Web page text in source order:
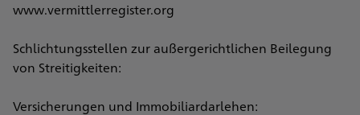
www.vermittlerregister.org
Schlichtungsstellen zur außergerichtlichen Beilegung
von Streitigkeiten:
Versicherungen und Immobiliardarlehen: